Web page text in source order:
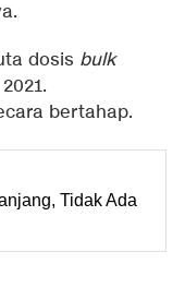
dosis bulk
bertahap.
Tidak Ada